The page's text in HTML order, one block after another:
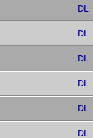
DL
DL
DL
DL
DL
DL